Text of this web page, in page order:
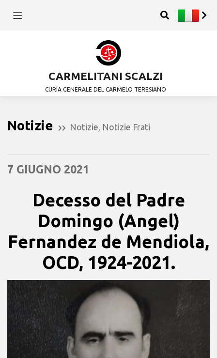
CARMELITANI SCALZI
CURIA GENERALE DEL CARMELO TERESIANO
Notizie Notizie Notizie Frati
7 GIUGNO 2021
Decesso del Padre
Domingo (Angel)
Fernandez de Mendiola,
OCD, 1924-2021.